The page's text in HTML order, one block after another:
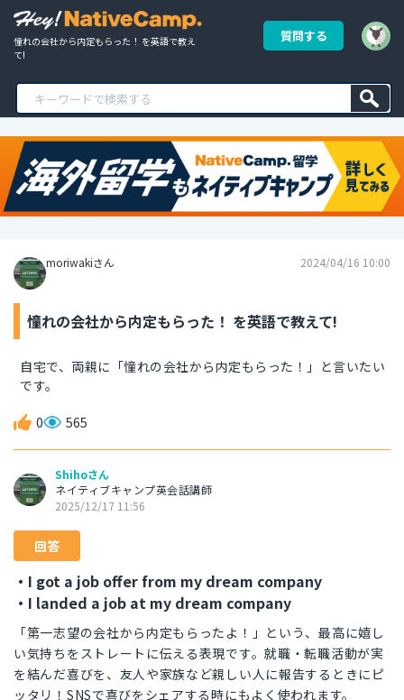
憧れの会社から内定もらった！ を英語で教え
て!
質問する
moriwakiさん 2024/04/16 10:00
憧れの会社から内定もらった！ を英語で教えて!
自宅で、両親に「憧れの会社から内定もらった！」と言いたい
です。
0 565
Shihoさん
ネイティブキャンプ英会話講師
2025/12/17 11:56
回答
・I got a job offer from my dream company
・I landed a job at my dream company
「第一志望の会社から内定もらったよ！」という、最高に嬉し
い気持ちをストレートに伝える表現です。就職・転職活動が実
を結んだ喜びを、友人や家族など親しい人に報告するときにピ
ッタリ！SNSで喜びをシェアする時にもよく使われます。